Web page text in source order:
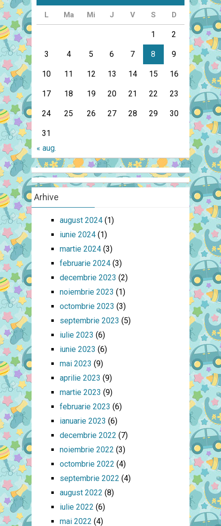
L Ma Mi J V S D
1 2
3 4 5 6 7 8 9
10 11 12 13 14 15 16
17 18 19 20 21 22 23
24 25 26 27 28 29 30
31
« aug.
Arhive
august 2024(1)
iunie 2024(1)
martie 2024(3)
februarie 2024(3)
decembrie 2023 (2)
noiembrie 2023 (1)
octombrie 2023 (3)
septembrie 2023 (5)
iulie 2023 (6)
iunie 2023 (6)
mai 2023 (9)
aprilie 2023 (9)
martie 2023 (9)
februarie 2023 (6)
ianuarie 2023 (6)
decembrie 2022 (7)
noiembrie 2022 (3)
octombrie 2022 (4)
septembrie 2022 (4)
august 2022 (8)
iulie 2022 (6)
mai 2022 (4)